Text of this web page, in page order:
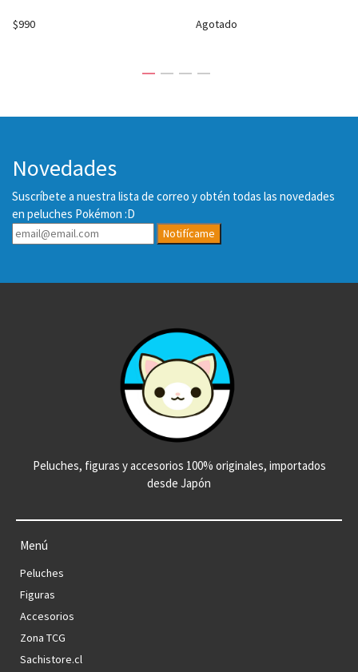
$990 Agotado
Novedades
Suscríbete a nuestra lista de correo y obtén todas las novedades
en peluches Pokémon :D
Notifícame
Peluches, figuras y accesorios 100% originales, importados
desde Japón
Menú
Peluches
Figuras
Accesorios
Zona TCG
Sachistore.cl